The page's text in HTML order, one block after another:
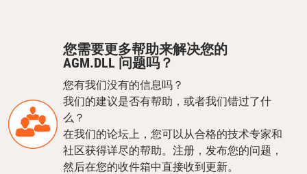
您需要更多帮助来解决您的
AGM.DLL 问题吗？
您有我们没有的信息吗？
我们的建议是否有帮助，或者我们错过了什
么？
在我们的论坛上，您可以从合格的技术专家和
社区获得详尽的帮助。注册，发布您的问题，
然后在您的收件箱中直接收到更新。